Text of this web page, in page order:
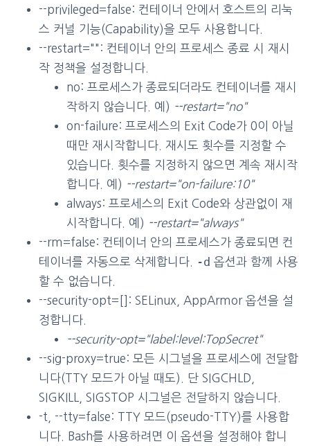
--privileged=false: 컨테이너 안에서 호스트의 리눅
스 커널 기능(Capability)을 모두 사용합니다.
--restart="": 컨테이너 안의 프로세스 종료 시 재시
작 정책을 설정합니다.
no: 프로세스가 종료되더라도 컨테이너를 재시
작하지 않습니다. 예) --restart="no"
on-failure: 프로세스의 Exit Code가 0이 아닐
때만 재시작합니다. 재시도 횟수를 지정할 수
있습니다. 횟수를 지정하지 않으면 계속 재시작
합니다. 예) --restart="on-failure:10"
always: 프로세스의 Exit Code와 상관없이 재
시작합니다. 예) --restart="always"
--rm=false: 컨테이너 안의 프로세스가 종료되면 컨
테이너를 자동으로 삭제합니다.
-d 옵션과 함께 사용
할 수 없습니다.
--security-opt=[]: SELinux, AppArmor 옵션을 설
정합니다.
--security-opt="label:level:TopSecret"
--sig-proxy=true: 모든 시그널을 프로세스에 전달합
니다(TTY 모드가 아닐 때도). 단 SIGCHLD,
SIGKILL, SIGSTOP 시그널은 전달하지 않습니다.
-t, --tty=false: TTY 모드(pseudo-TTY)를 사용합
니다. Bash를 사용하려면 이 옵션을 설정해야 합니